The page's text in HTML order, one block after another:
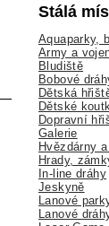
Stálá
Aquaparky,
Army a
Bludiště
Bobové
Dětská
Dětské
Dopravní
Galerie
Hvězdárny
Hrady,
In-line dráhy
Jeskyně
Lanové
Lanové